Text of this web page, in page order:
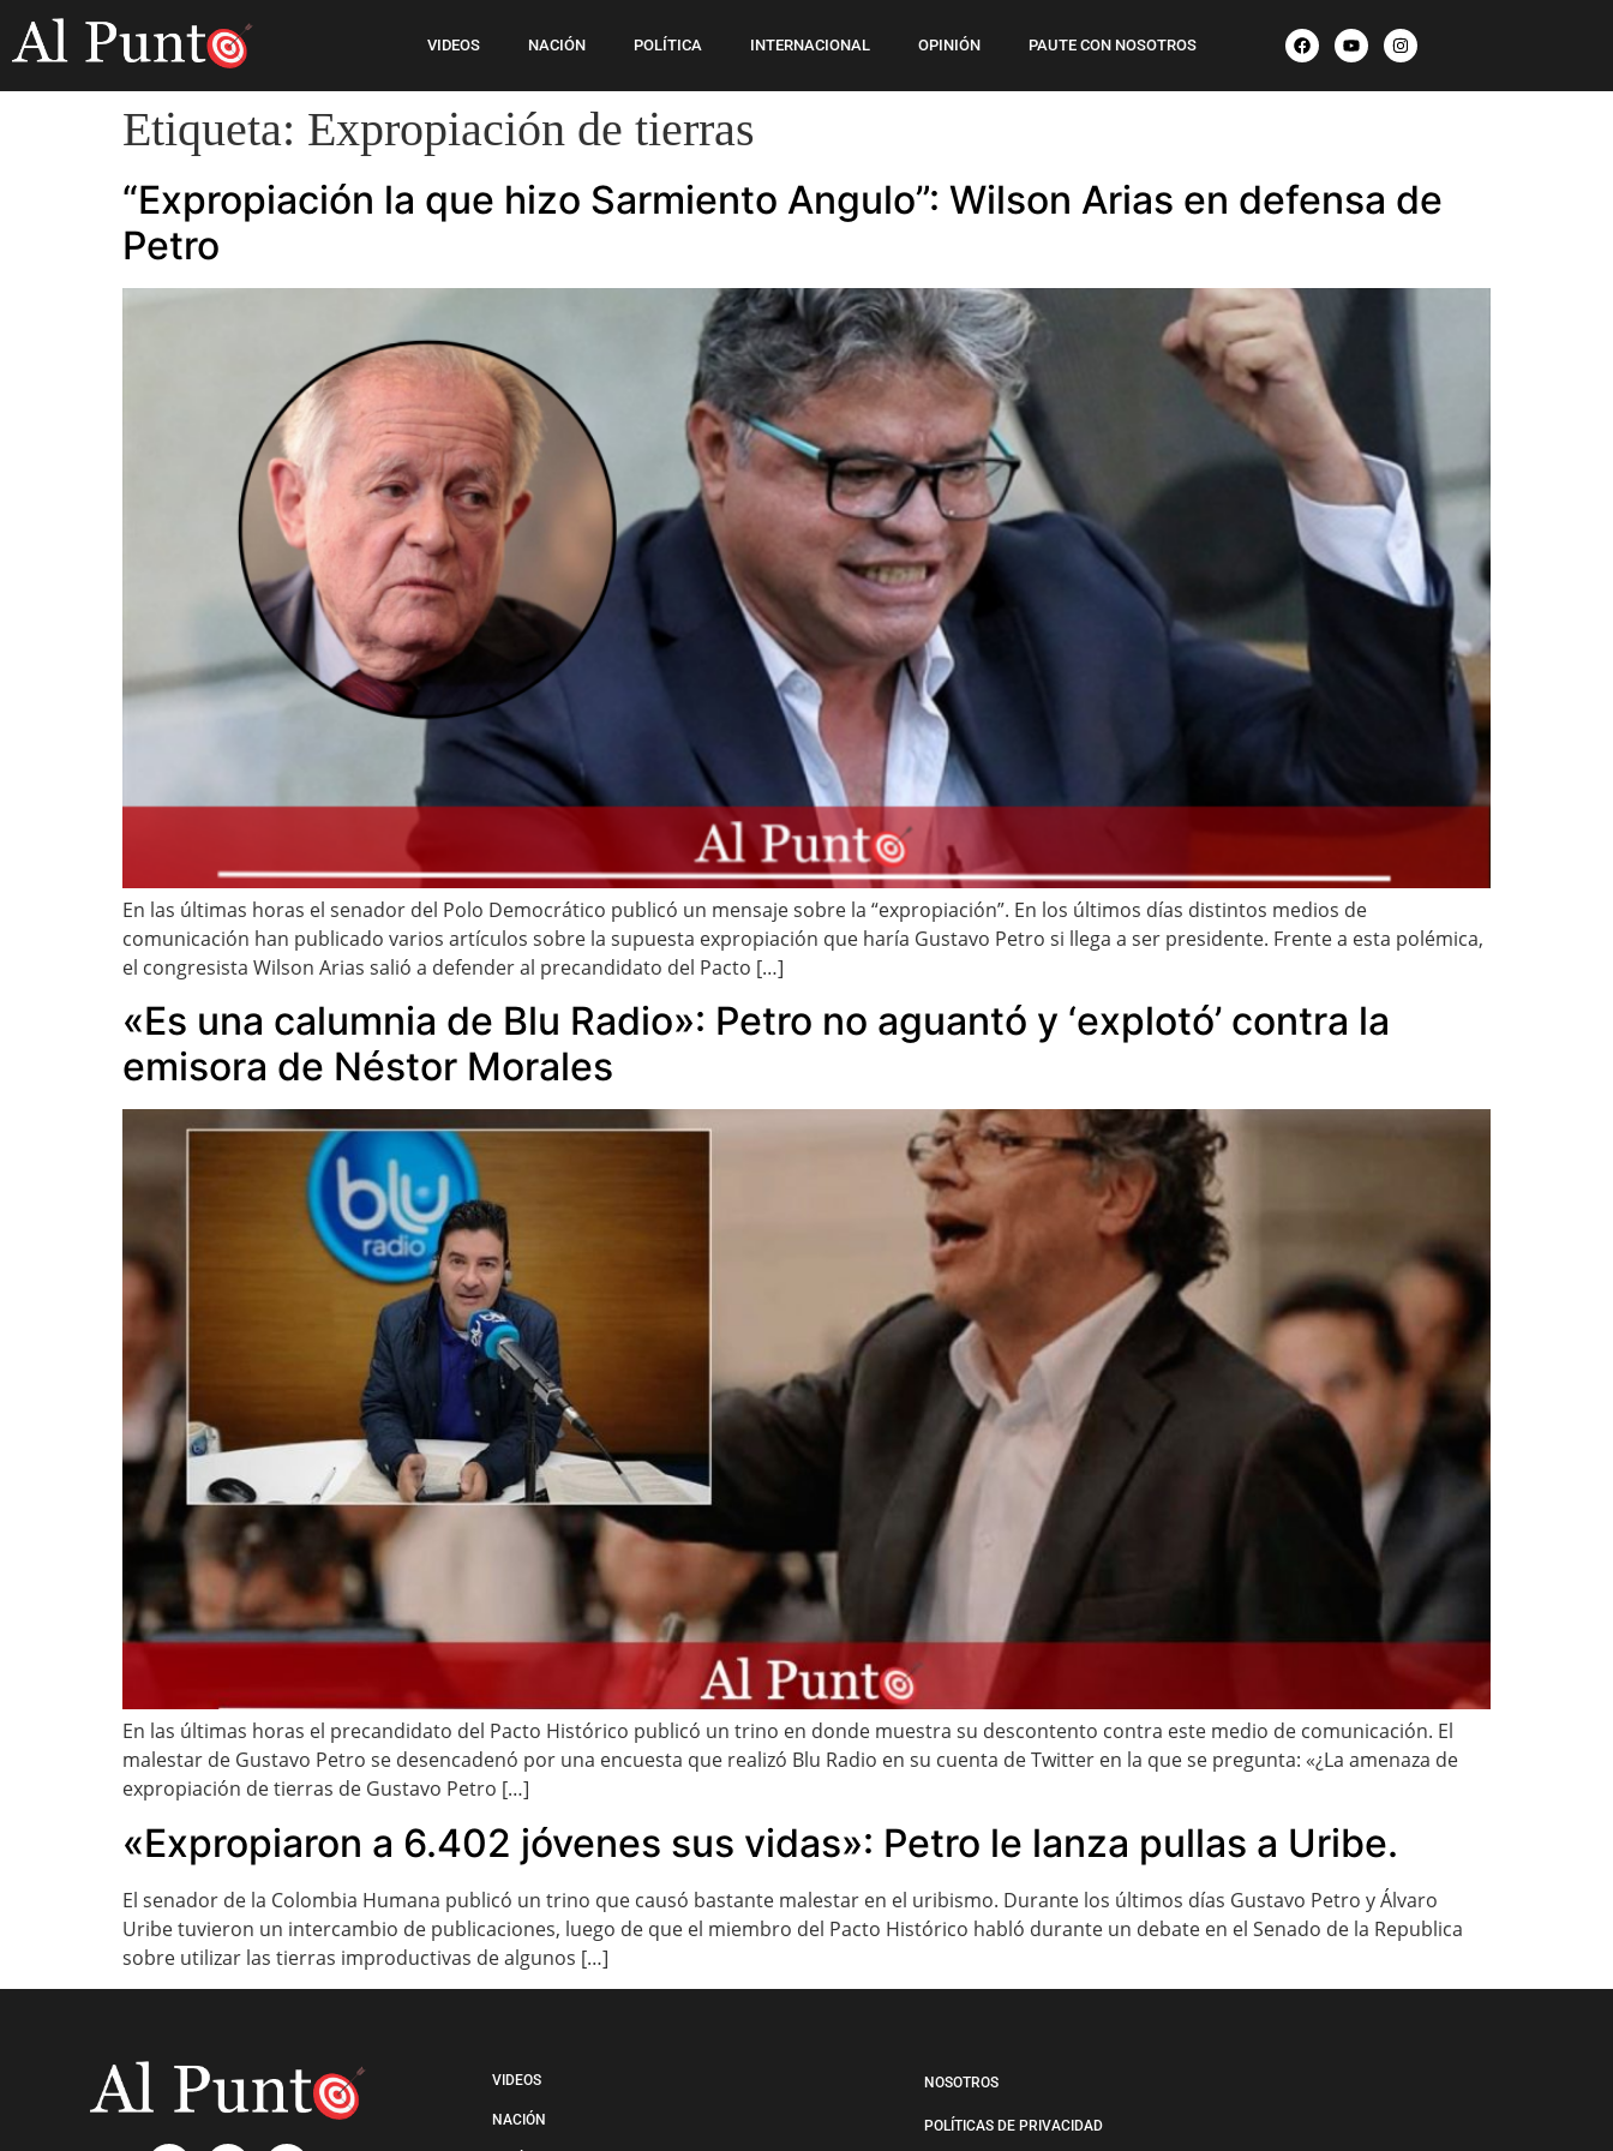
VIDEOS NACIÓN POLÍTICA INTERNACIONAL OPINIÓN PAUTE CON NOSOTROS
Etiqueta: Expropiación de tierras
“Expropiación la que hizo Sarmiento Angulo”: Wilson Arias en defensa de
Petro
En las últimas horas el senador del Polo Democrático publicó un mensaje sobre la “expropiación”. En los últimos días distintos medios de
comunicación han publicado varios artículos sobre la supuesta expropiación que haría Gustavo Petro si llega a ser presidente. Frente a esta polémica,
el congresista Wilson Arias salió a defender al precandidato del Pacto […]
«Es una calumnia de Blu Radio»: Petro no aguantó y ‘explotó’ contra la
emisora de Néstor Morales
En las últimas horas el precandidato del Pacto Histórico publicó un trino en donde muestra su descontento contra este medio de comunicación. El
malestar de Gustavo Petro se desencadenó por una encuesta que realizó Blu Radio en su cuenta de Twitter en la que se pregunta: «¿La amenaza de
expropiación de tierras de Gustavo Petro […]
«Expropiaron a 6.402 jóvenes sus vidas»: Petro le lanza pullas a Uribe.
El senador de la Colombia Humana publicó un trino que causó bastante malestar en el uribismo. Durante los últimos días Gustavo Petro y Álvaro
Uribe tuvieron un intercambio de publicaciones, luego de que el miembro del Pacto Histórico habló durante un debate en el Senado de la Republica
sobre utilizar las tierras improductivas de algunos […]
VIDEOS
NACIÓN
NOSOTROS
POLÍTICAS DE PRIVACIDAD